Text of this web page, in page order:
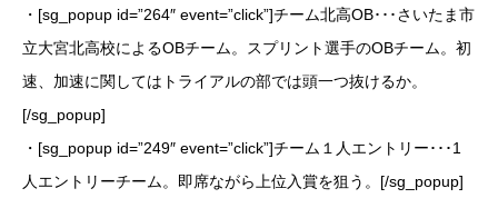
・[sg_popup id=”264″ event=”click”]チーム北高OB･･･さいたま市
立大宮北高校によるOBチーム。スプリント選手のOBチーム。初
速、加速に関してはトライアルの部では頭一つ抜けるか。
[/sg_popup]
・[sg_popup id=”249″ event=”click”]チーム１人エントリー･･･1
人エントリーチーム。即席ながら上位入賞を狙う。[/sg_popup]